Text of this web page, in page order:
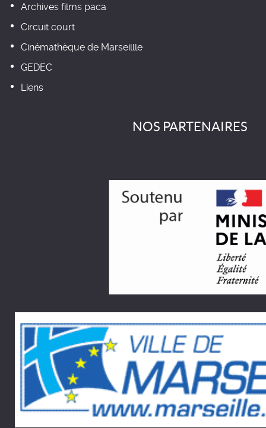
Archives films paca
Circuit court
Cinémathèque de Marseillle
GEDEC
Liens
NOS PARTENAIRES